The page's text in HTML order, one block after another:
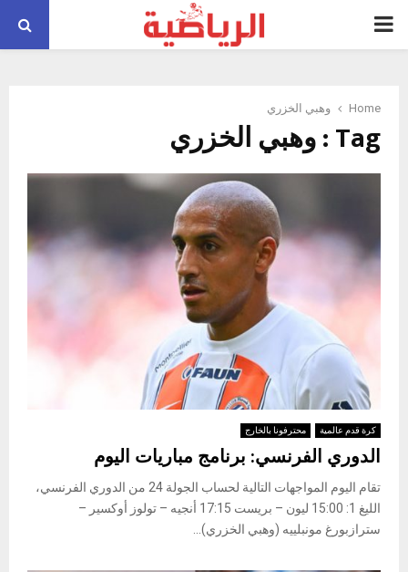
PRIMARY
Home وهبي الخزري
Tag : وهبي الخزري
كرة قدم عالمية محترفونا بالخارج
الدوري الفرنسي: برنامج مباريات اليوم
تقام اليوم المواجهات التالية لحساب الجولة 24 من الدوري الفرنسي،
الليغ 1: 15:00 ليون – بريست 17:15 أنجيه – تولوز أوكسير –
سترازبورغ مونبلييه (وهبي الخزري)...